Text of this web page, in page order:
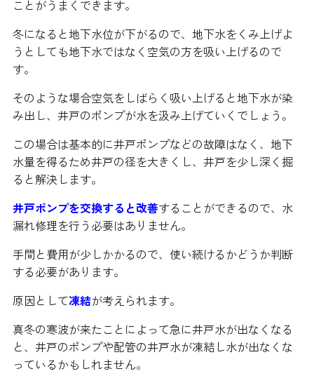
ことがうまくできます。
冬になると地下水位が下がるので、地下水をくみ上げよ
うとしても地下水ではなく空気の方を吸い上げるので
す。
そのような場合空気をしばらく吸い上げると地下水が染
み出し、井戸のポンプが水を汲み上げていくでしょう。
この場合は基本的に井戸ポンプなどの故障はなく、地下
水量を得るため井戸の径を大きくし、井戸を少し深く掘
ると解決します。
井戸ポンプを交換すると改善することができるので、水
漏れ修理を行う必要はありません。
手間と費用が少しかかるので、使い続けるかどうか判断
する必要があります。
原因として凍結が考えられます。
真冬の寒波が来たことによって急に井戸水が出なくなる
と、井戸のポンプや配管の井戸水が凍結し水が出なくな
っているかもしれません。